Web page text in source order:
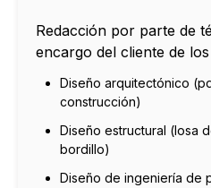
Redacción por parte de
encargo del cliente de
Diseño arquitectónico
construcción)
Diseño estructural (losa
bordillo)
Diseño de ingeniería de